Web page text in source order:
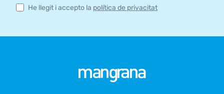
He llegit i accepto la política de privacitat